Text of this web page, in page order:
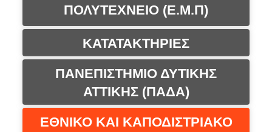
ΠΟΛΥΤΕΧΝΕΙΟ (Ε.Μ.Π)
ΚΑΤΑΤΑΚΤΗΡΙΕΣ
ΠΑΝΕΠΙΣΤΗΜΙΟ ΔΥΤΙΚΗΣ
ΑΤΤΙΚΗΣ (ΠΑΔΑ)
ΕΘΝΙΚΟ ΚΑΙ ΚΑΠΟΔΙΣΤΡΙΑΚΟ